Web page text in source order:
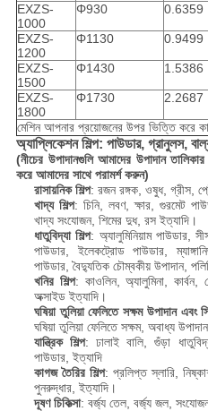
EXZS-
1000
Φ930 0.6359
EXZS-
1200
Φ1130 0.9499
EXZS-
1500
Φ1430 1.5386
EXZS-
1800
Φ1730 2.2687
মেশিন আপনার প্রয়োজনের উপর ভিত্তি করে
অ্যাপ্লিকেশন শিল্প: পাউডার, গ্রানুলস,
(নীচের উপাদানগুলি আমাদের উপাদান
করে আমাদের সাথে পরামর্শ করুন)
রাসায়নিক শিল্প: রজন রঙ্গক, ওষুধ, গ্রীস,
খাদ্য শিল্প: চিনি, লবণ, ক্ষার, গুরমেট
খাদ্য সংযোজন, শিমের দুধ, রস ইত্যাদি।
ধাতুবিদ্যা শিল্প: অ্যালুমিনিয়াম পাউডার,
পাউডার, ইলেকট্রোড পাউডার,
পাউডার, বৈদ্যুতিক চৌম্বকীয় উপাদান,
খনির শিল্প: কাওলিন, অ্যালুমিনা, কার্বন,
অক্সাইড ইত্যাদি।
ঘষিয়া তুলিয়া ফেলিতে সক্ষম উপাদান এবং
ঘষিয়া তুলিয়া ফেলিতে সক্ষম, অবাধ্য
যান্ত্রিক শিল্প: ঢালাই বালি, গুঁড়া
পাউডার, ইত্যাদি
কাগজ তৈরির শিল্প: প্রলিপ্ত স্লারি,
পুনরুদ্ধার, ইত্যাদি।
দূষণ চিকিত্সা: বর্জ্য তেল, বর্জ্য জল,